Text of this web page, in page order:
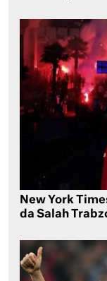
New York
da Salah